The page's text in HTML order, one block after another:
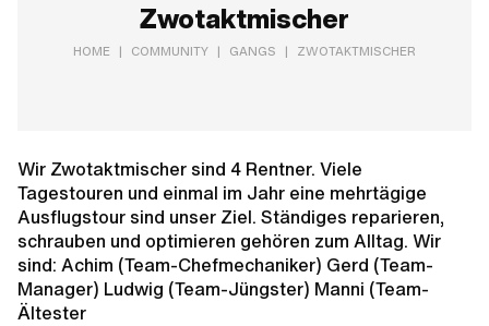
Zwotaktmischer
HOME | COMMUNITY | GANGS | ZWOTAKTMISCHER
Wir Zwotaktmischer sind 4 Rentner. Viele
Tagestouren und einmal im Jahr eine mehrtägige
Ausflugstour sind unser Ziel. Ständiges reparieren,
schrauben und optimieren gehören zum Alltag. Wir
sind: Achim (Team-Chefmechaniker) Gerd (Team-
Manager) Ludwig (Team-Jüngster) Manni (Team-
Ältester